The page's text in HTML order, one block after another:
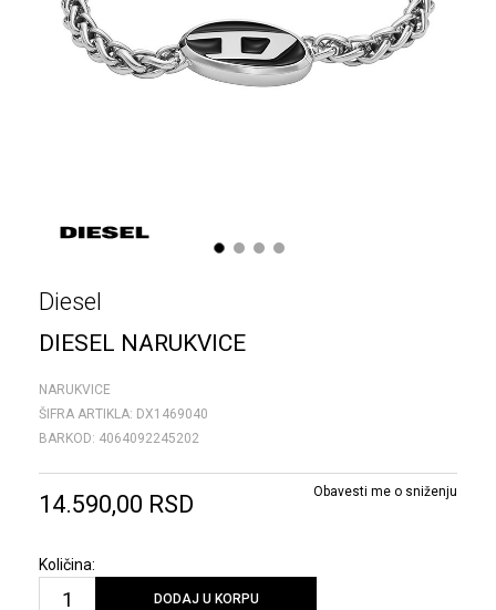
1 2 3 4
Diesel
DIESEL NARUKVICE
NARUKVICE
ŠIFRA ARTIKLA: DX1469040
BARKOD: 4064092245202
14.590,00 RSD Obavesti me o sniženju
Količina:
DODAJ U KORPU